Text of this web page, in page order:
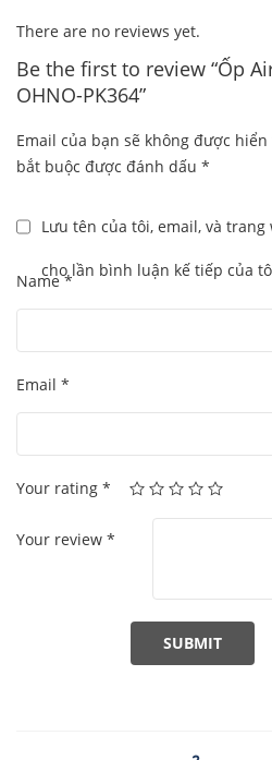
There are no reviews yet.
Be the first to review “Ốp
OHNO-PK364”
Email của bạn sẽ không được
bắt buộc được đánh dấu *
Lưu tên của tôi, email, và
cho lần bình luận kế tiếp của
Name*
Email *
Your rating *
Your review *